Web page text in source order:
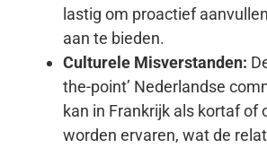
lastig om proactief
aan te bieden.
Culturele Misverstanden:
the-point’ Nederlandse
kan in Frankrijk als kortaf of
worden ervaren, wat de